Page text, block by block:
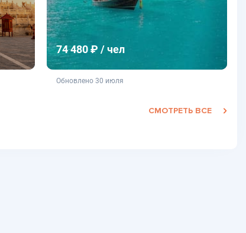
74 480 ₽ / чел
не является публичной офертой
Обновлено 30 июля
СМОТРЕТЬ ВСЕ